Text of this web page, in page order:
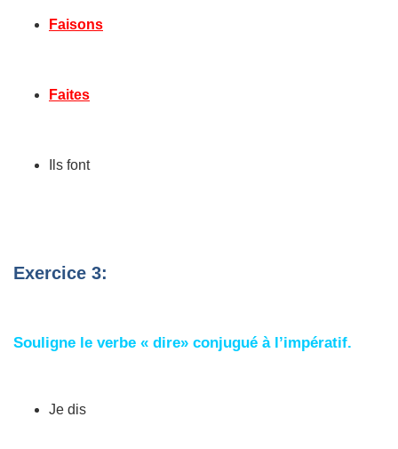
Faisons
Faites
Ils font
Exercice 3:
Souligne le verbe « dire» conjugué à l’impératif.
Je dis